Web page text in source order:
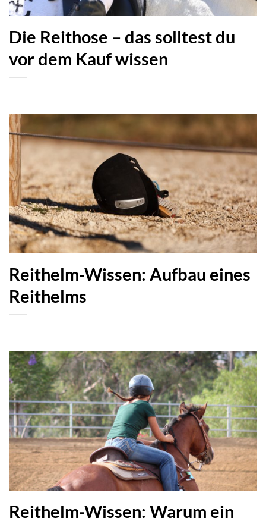
Die Reithose – das solltest du
vor dem Kauf wissen
Reithelm-Wissen: Aufbau eines
Reithelms
Reithelm-Wissen: Warum ein